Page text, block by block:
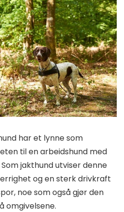
har et lynne som
til en arbeidshund med
jakthund utviser denne
og en sterk drivkraft
noe som også gjør den